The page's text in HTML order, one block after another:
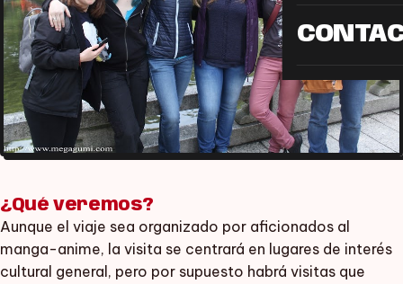
¿Qué veremos?
Aunque el viaje sea organizado por aficionados al
manga-anime, la visita se centrará en lugares de interés
cultural general, pero por supuesto habrá visitas que